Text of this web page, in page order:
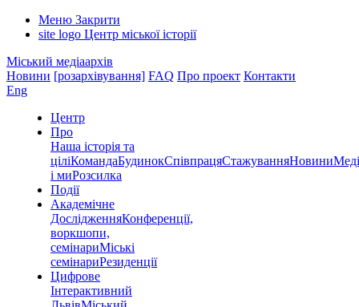
Меню Закрити
site logo Центр міської історії
Міський медіаархів
Новини [розархівування] FAQ Про проект Контакти
Eng
Центр
Про
Наша історія та
ціліКомандаБудинокСпівпрацяСтажуванняНовини
і миРозсилка
Події
Академічне
ДослідженняКонференції,
воркшопи,
семінариМіські
семінариРезиденції
Цифрове
Інтерактивний